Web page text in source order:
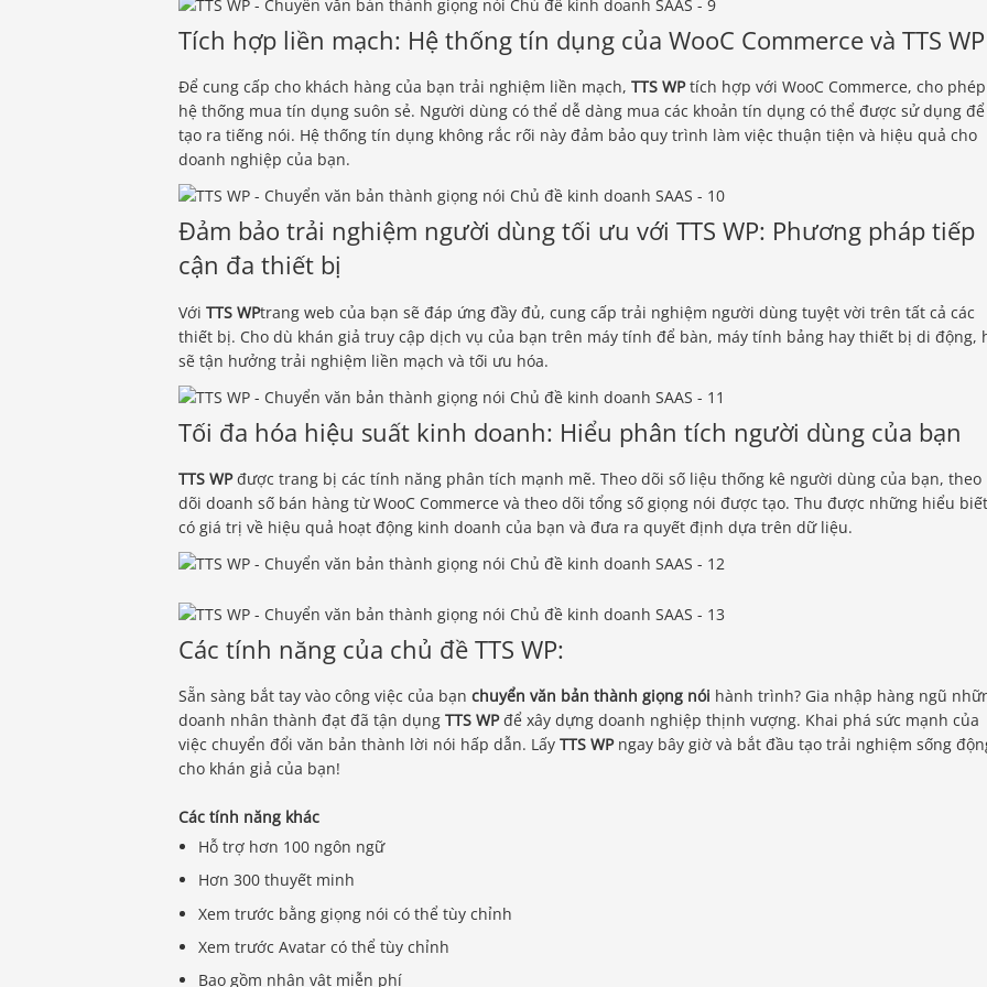
Tích hợp liền mạch: Hệ thống tín dụng của WooC Commerce và TTS WP
Để cung cấp cho khách hàng của bạn trải nghiệm liền mạch, TTS WPtích hợp với WooC Commerce, cho phép
hệ thống mua tín dụng suôn sẻ. Người dùng có thể dễ dàng mua các khoản tín dụng có thể được sử dụng để
tạo ra tiếng nói. Hệ thống tín dụng không rắc rối này đảm bảo quy trình làm việc thuận tiện và hiệu quả cho
doanh nghiệp của bạn.
Đảm bảo trải nghiệm người dùng tối ưu với TTS WP: Phương pháp tiếp
cận đa thiết bị
Với TTS WPtrang web của bạn sẽ đáp ứng đầy đủ, cung cấp trải nghiệm người dùng tuyệt vời trên tất cả các
thiết bị. Cho dù khán giả truy cập dịch vụ của bạn trên máy tính để bàn, máy tính bảng hay thiết bị di động,
sẽ tận hưởng trải nghiệm liền mạch và tối ưu hóa.
Tối đa hóa hiệu suất kinh doanh: Hiểu phân tích người dùng của bạn
TTS WPđược trang bị các tính năng phân tích mạnh mẽ. Theo dõi số liệu thống kê người dùng của bạn, theo
dõi doanh số bán hàng từ WooC Commerce và theo dõi tổng số giọng nói được tạo. Thu được những hiểu biết
có giá trị về hiệu quả hoạt động kinh doanh của bạn và đưa ra quyết định dựa trên dữ liệu.
Các tính năng của chủ đề TTS WP:
Sẵn sàng bắt tay vào công việc của bạn chuyển văn bản thành giọng nói hành trình? Gia nhập hàng ngũ
doanh nhân thành đạt đã tận dụng TTS WPđể xây dựng doanh nghiệp thịnh vượng. Khai phá sức mạnh của
việc chuyển đổi văn bản thành lời nói hấp dẫn. Lấy TTS WPngay bây giờ và bắt đầu tạo trải nghiệm sống
cho khán giả của bạn!
Các tính năng khác
Hỗ trợ hơn 100 ngôn ngữ
Hơn 300 thuyết minh
Xem trước bằng giọng nói có thể tùy chỉnh
Xem trước Avatar có thể tùy chỉnh
Bao gồm nhân vật miễn phí